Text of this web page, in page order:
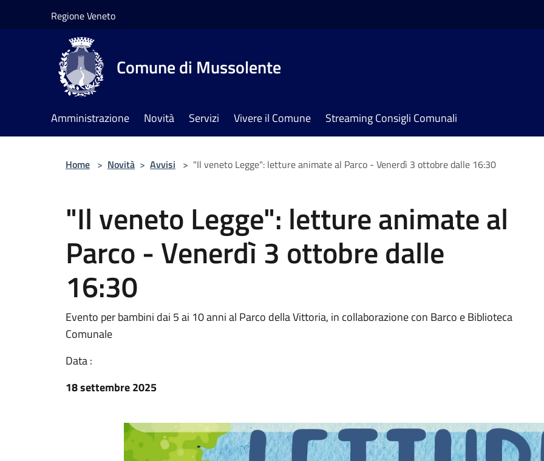
Regione Veneto
Comune di Mussolente
Amministrazione Novità Servizi Vivere il Comune Streaming Consigli Comunali
Home > Novità > Avvisi > "Il veneto Legge": letture animate al Parco - Venerdì 3 ottobre dalle 16:30
"Il veneto Legge": letture animate al
Parco - Venerdì 3 ottobre dalle
16:30
Evento per bambini dai 5 ai 10 anni al Parco della Vittoria, in collaborazione con Barco e Biblioteca
Comunale
Data :
18 settembre 2025